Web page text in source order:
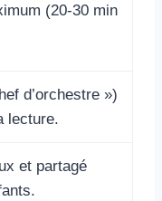
(20-30 min
d’orchestre »)
lecture.
et partagé